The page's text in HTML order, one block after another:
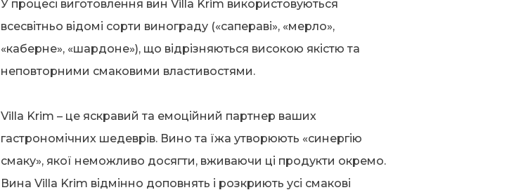
У процесі виготовлення вин Villa Krim використовуються
всесвітньо відомі сорти винограду («сапераві», «мерло»,
«каберне», «шардоне»), що відрізняються високою якістю та
неповторними смаковими властивостями.
Villa Krim – це яскравий та емоційний партнер ваших
гастрономічних шедеврів. Вино та їжа утворюють «синергію
смаку», якої неможливо досягти, вживаючи ці продукти окремо.
Вина Villa Krim відмінно доповнять і розкриють усі смакові